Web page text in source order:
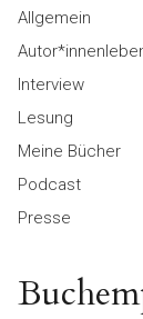
Allgemein
Interview
Lesung
Meine Bücher
Podcast
Presse